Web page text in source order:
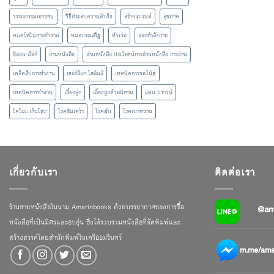
วรรณกรรมเยาวชน
วิธีประสบความสำเร็จ สร้างแบรนด์
สุขภาพ
หมดไฟในการทำงาน
หมอประเสริฐ หัวเว่ย
ออกกำลังกาย
อีลอน มัสก์
อ่านหนังสือ
อ่านหนังสือ ประโยชน์การอ่านหนังสือ การอ่าน
เคล็ดลับการทำงาน
เชอร์ล็อก โฮล์มส์
เทคนิคการจดโน้ต
เทคนิคการทำงาน
เลี้ยงลูก เลี้ยงลูกด้วยนิทาน
แดน บราวน์
โคโนะ เก็นโตะ
โรคซึมเศร้า โรคตับ โรคเบาหวาน
เกี่ยวกับเรา
ร้านขายหนังสือในนาม Amarinbooks ด้วยบรรยากาศของการซื้อ
หนังสือที่เป็นมิตรและอบอุ่น ซึ่งได้รวบรวมหนังสือที่จัดพิมพ์และ
สร้างสรรค์โดยสำนักพิมพ์ในเครืออมรินทร์
ติดต่อเรา
m.me/